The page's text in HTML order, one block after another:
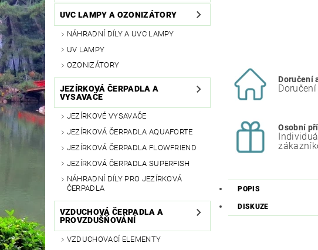
UVC LAMPY A OZONIZÁTORY
NÁHRADNÍ DÍLY A UVC LAMPY
UV LAMPY
OZONIZÁTORY
JEZÍRKOVÁ ČERPADLA A
VYSAVAČE
JEZÍRKOVÉ VYSAVAČE
JEZÍRKOVÁ ČERPADLA AQUAFORTE
JEZÍRKOVÁ ČERPADLA FLOWFRIEND
JEZÍRKOVÁ ČERPADLA SUPERFISH
NÁHRADNÍ DÍLY PRO JEZÍRKOVÁ
ČERPADLA
VZDUCHOVÁ ČERPADLA A
PROVZDUŠŇOVÁNÍ
VZDUCHOVACÍ ELEMENTY
Doručení
Osobní
POPIS
DISKUZE